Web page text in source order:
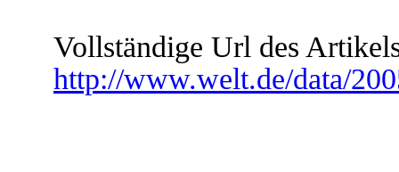
Vollständige Url des
http://www.welt.de/data/